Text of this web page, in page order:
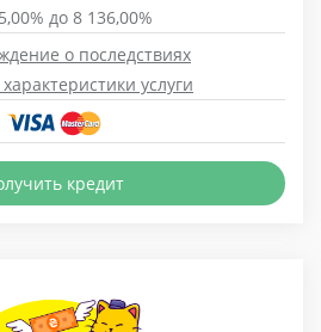
до 8 136,00%
о последствиях
услуги
кредит